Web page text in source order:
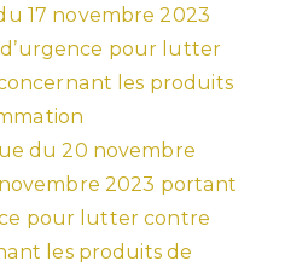
17 novembre 2023
pour lutter
les produits
du 20 novembre
novembre 2023 portant
pour lutter contre
les produits de